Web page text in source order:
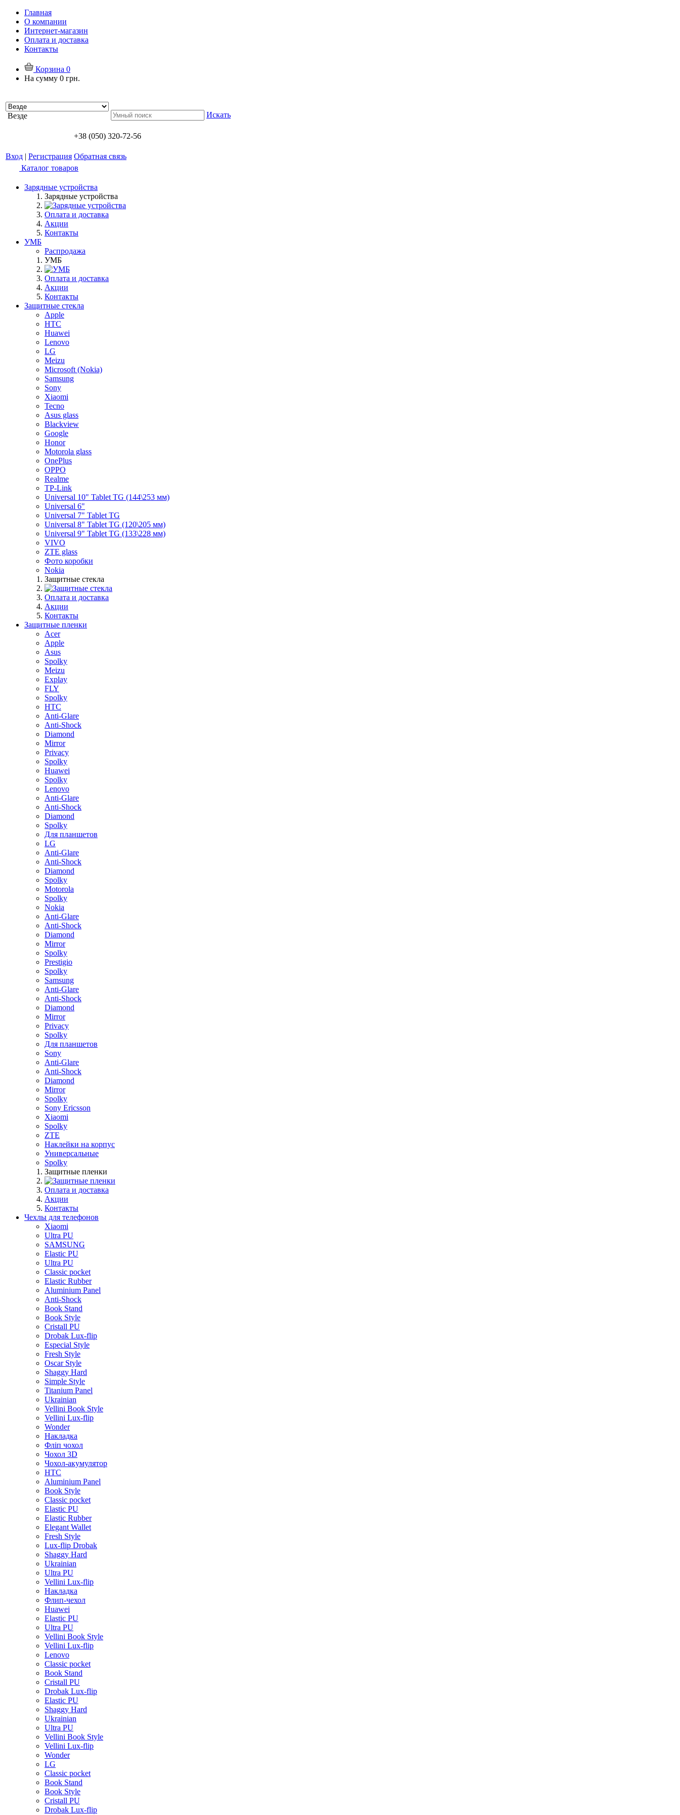
Главная
О компании
Интернет-магазин
Оплата и доставка
Контакты
Корзина 0
На сумму 0 грн.
Везде Искать
+38 (050) 320-72-56
Вход | Регистрация Обратная связь
Каталог товаров
Зарядные устройства
Зарядные устройства
Оплата и доставка
Акции
Контакты
УМБ
Распродажа
УМБ
Оплата и доставка
Акции
Контакты
Защитные стекла
Apple
HTC
Huawei
Lenovo
LG
Meizu
Microsoft (Nokia)
Samsung
Sony
Xiaomi
Tecno
Asus glass
Blackview
Google
Honor
Motorola glass
OnePlus
OPPO
Realme
TP-Link
Universal 10" Tablet TG (144\253 мм)
Universal 6"
Universal 7" Tablet TG
Universal 8" Tablet TG (120\205 мм)
Universal 9" Tablet TG (133\228 мм)
VIVO
ZTE glass
Фото коробки
Nokia
Защитные стекла
Оплата и доставка
Акции
Контакты
Защитные пленки
Acer
Apple
Asus
Spolky
Meizu
Explay
FLY
Spolky
HTC
Anti-Glare
Anti-Shock
Diamond
Mirror
Privacy
Spolky
Huawei
Spolky
Lenovo
Anti-Glare
Anti-Shock
Diamond
Spolky
Для планшетов
LG
Anti-Glare
Anti-Shock
Diamond
Spolky
Motorola
Spolky
Nokia
Anti-Glare
Anti-Shock
Diamond
Mirror
Spolky
Prestigio
Spolky
Samsung
Anti-Glare
Anti-Shock
Diamond
Mirror
Privacy
Spolky
Для планшетов
Sony
Anti-Glare
Anti-Shock
Diamond
Mirror
Spolky
Sony Ericsson
Xiaomi
Spolky
ZTE
Наклейки на корпус
Универсальные
Spolky
Защитные пленки
Оплата и доставка
Акции
Контакты
Чехлы для телефонов
Xiaomi
Ultra PU
SAMSUNG
Elastic PU
Ultra PU
Classic pocket
Elastic Rubber
Aluminium Panel
Anti-Shock
Book Stand
Book Style
Cristall PU
Drobak Lux-flip
Especial Style
Fresh Style
Oscar Style
Shaggy Hard
Simple Style
Titanium Panel
Ukrainian
Vellini Book Style
Vellini Lux-flip
Wonder
Накладка
Фліп чохол
Чохол 3D
Чохол-акумулятор
HTC
Aluminium Panel
Book Style
Classic pocket
Elastic PU
Elastic Rubber
Elegant Wallet
Fresh Style
Lux-flip Drobak
Shaggy Hard
Ukrainian
Ultra PU
Vellini Lux-flip
Накладка
Флип-чехол
Huawei
Elastic PU
Ultra PU
Vellini Book Style
Vellini Lux-flip
Lenovo
Classic pocket
Book Stand
Cristall PU
Drobak Lux-flip
Elastic PU
Shaggy Hard
Ukrainian
Ultra PU
Vellini Book Style
Vellini Lux-flip
Wonder
LG
Classic pocket
Book Stand
Book Style
Cristall PU
Drobak Lux-flip